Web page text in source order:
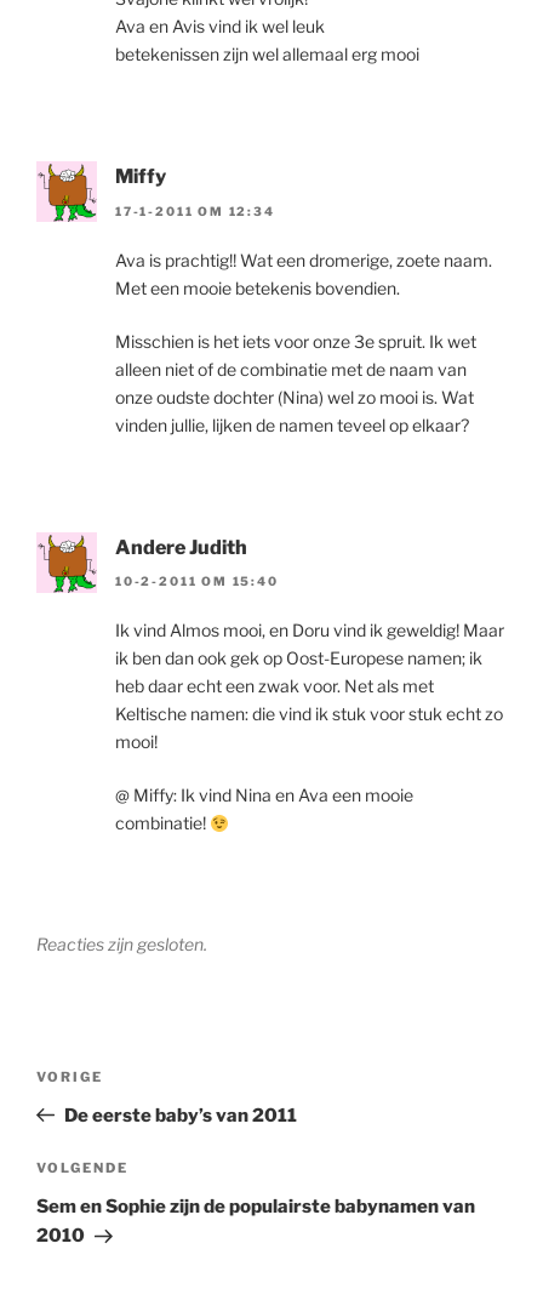
Ava en Avis vind ik wel leuk
betekenissen zijn wel allemaal erg mooi
Miffy
17-1-2011 OM 12:34
Ava is prachtig!! Wat een dromerige, zoete naam.
Met een mooie betekenis bovendien.
Misschien is het iets voor onze 3e spruit. Ik wet
alleen niet of de combinatie met de naam van
onze oudste dochter (Nina) wel zo mooi is. Wat
vinden jullie, lijken de namen teveel op elkaar?
Andere Judith
10-2-2011 OM 15:40
Ik vind Almos mooi, en Doru vind ik geweldig! Maar
ik ben dan ook gek op Oost-Europese namen; ik
heb daar echt een zwak voor. Net als met
Keltische namen: die vind ik stuk voor stuk echt zo
mooi!
@ Miffy: Ik vind Nina en Ava een mooie
combinatie!
Reacties zijn gesloten.
Vorig
bericht
VORIGE
De eerste baby’s van 2011
Volgend
bericht
VOLGENDE
Sem en Sophie zijn de populairste babynamen van
2010